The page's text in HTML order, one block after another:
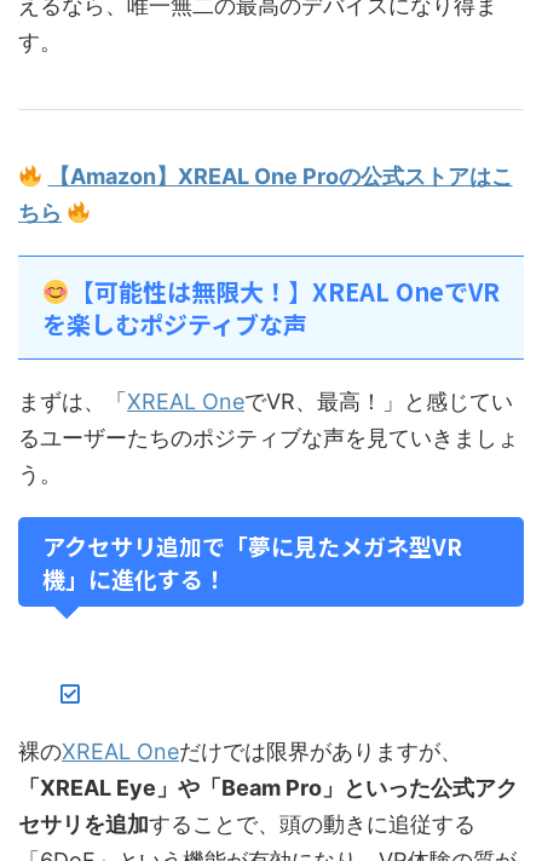
えるなら、唯一無二の最高のデバイスになり得ま
す。
【Amazon】XREAL One Proの公式ストアはこ
ちら
【可能性は無限大！】XREAL OneでVR
を楽しむポジティブな声
まずは、「 XREAL OneでVR、最高！」と感じてい
るユーザーたちのポジティブな声を見ていきましょ
う。
アクセサリ追加で「夢に見たメガネ型VR
機」に進化する！
裸のXREAL Oneだけでは限界がありますが、
「XREAL Eye」や「Beam Pro」といった公式アク
セサリを追加することで、頭の動きに追従する